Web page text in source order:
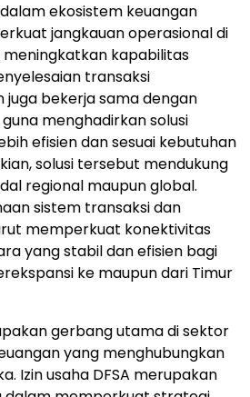
ekosistem keuangan
jangkauan operasional di
meningkatkan kapabilitas
transaksi
juga bekerja sama dengan
menghadirkan solusi
efisien dan sesuai kebutuhan
solusi tersebut mendukung
regional maupun global.
sistem transaksi dan
memperkuat konektivitas
yang stabil dan efisien bagi
ke maupun dari Timur
gerbang utama di sektor
yang menghubungkan
Izin usaha DFSA merupakan